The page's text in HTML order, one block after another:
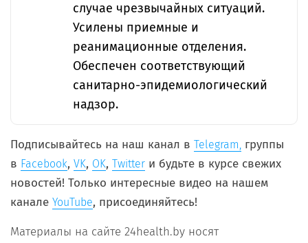
случае чрезвычайных ситуаций.
Усилены приемные и
реанимационные отделения.
Обеспечен соответствующий
санитарно-эпидемиологический
надзор.
Подписывайтесь на наш канал в Telegram, группы
в Facebook, VK, OK, Twitter и будьте в курсе свежих
новостей! Только интересные видео на нашем
канале YouTube, присоединяйтесь!
Материалы на сайте 24health.by носят